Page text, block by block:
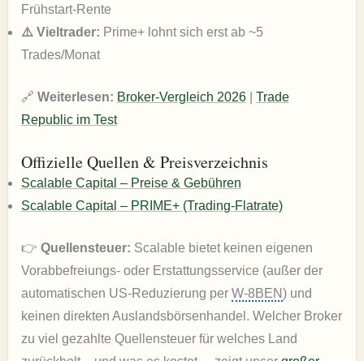
Frühstart-Rente
⚠️ Vieltrader: Prime+ lohnt sich erst ab ~5
Trades/Monat
🔗 Weiterlesen: Broker-Vergleich 2026| Trade
Republic im Test
Offizielle Quellen & Preisverzeichnis
Scalable Capital – Preise & Gebühren
Scalable Capital – PRIME+ (Trading-Flatrate)
👉 Quellensteuer: Scalable bietet keinen eigenen
Vorabbefreiungs- oder Erstattungsservice (außer der
automatischen US-Reduzierung per W-8BEN) und
keinen direkten Auslandsbörsenhandel. Welcher Broker
zu viel gezahlte Quellensteuer für welches Land